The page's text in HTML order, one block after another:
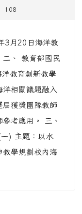
108
3月20日海洋教
、 教育部國民
教育創新教學
相關議題融入
屆獲獎團隊教師
考應用。 三、
) 主題：以水
教學規劃校內海